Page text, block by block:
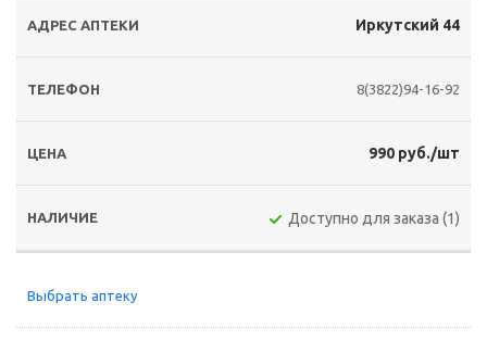
Иркутский 44
8(3822)94-16-92
990 руб./шт
Доступно для заказа (1)
Выбрать аптеку